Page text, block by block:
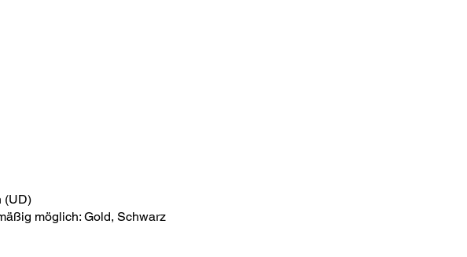
(UD)
möglich: Gold, Schwarz